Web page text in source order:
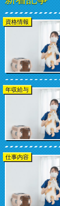
資格情報
年収給与
仕事内容